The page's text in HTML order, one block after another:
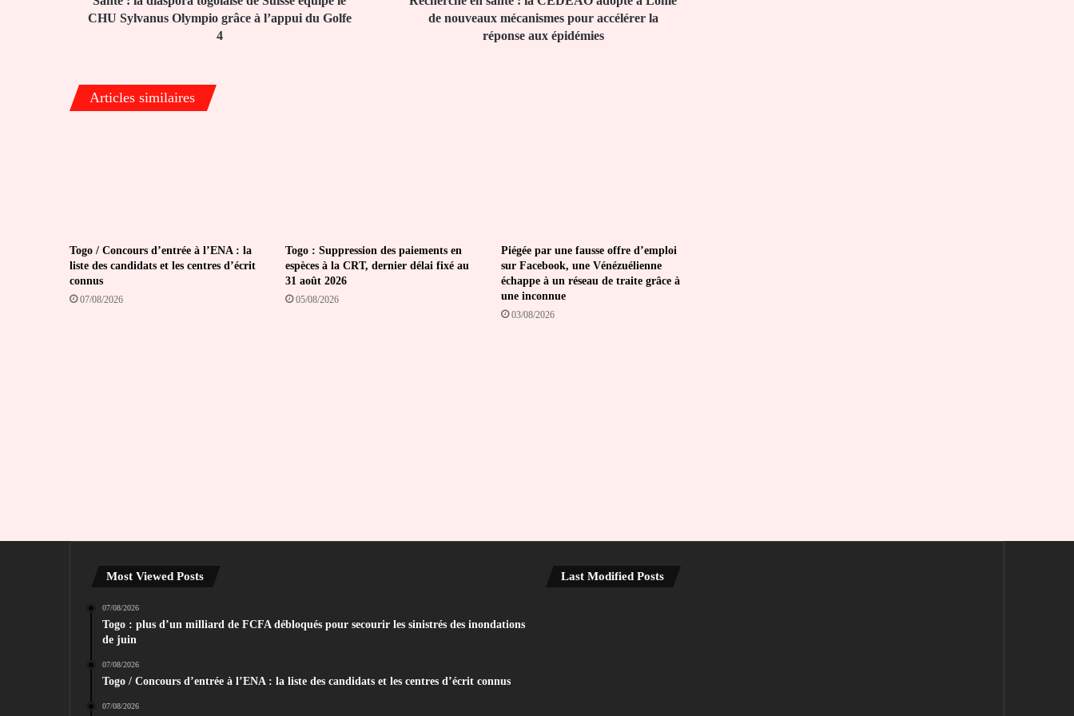
Sylvanus
l’appui
du
CHU Sylvanus Olympio grâce à l’appui du Golfe
4
nouveauxde nouveaux mécanismes pour accélérer la
réponse aux épidémies
Articles similaires
Togo / Concours d’entrée à l’ENA : la
liste des candidats et les centres d’écrit
connus
07/08/2026
Togo : Suppression des paiements en
espèces à la CRT, dernier délai fixé au
31 août 2026
05/08/2026
Piégée par une fausse offre d’emploi
sur Facebook, une Vénézuélienne
échappe à un réseau de traite grâce à
une inconnue
03/08/2026
Most Viewed Posts
07/08/2026
Togo : plus d’un milliard de FCFA débloqués pour secourir les sinistrés des inondations
de juin
07/08/2026
Togo / Concours d’entrée à l’ENA : la liste des candidats et les centres d’écrit connus
07/08/2026
Last Modified Posts